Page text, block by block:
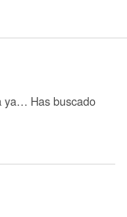
ya… Has buscado